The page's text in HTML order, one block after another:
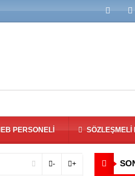
2025 – Türkiye’de Saç Ekimi
PERSONELI SÖZLEŞMELI
+
-